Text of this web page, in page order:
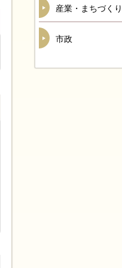
産業・まちづくり
市政